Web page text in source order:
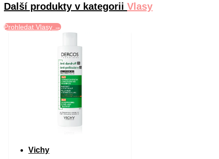
Další produkty v kategorii Vlasy
Prohledat Vlasy →
Vichy